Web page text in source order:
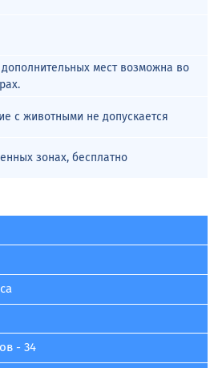
дополнительных мест возможна во
с животными не допускается
зонах, бесплатно
- 34